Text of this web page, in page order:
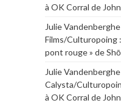
à OK Corral de
Julie Vandenberghe
Films/Culturopoing
pont rouge » de
Julie Vandenberghe
Calysta/
à OK Corral de